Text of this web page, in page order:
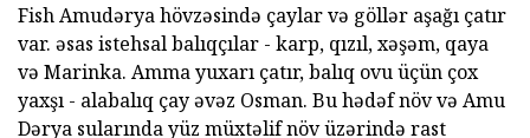
Fish Amudərya hövzəsində çaylar və göllər aşağı çatır
var. əsas istehsal balıqçılar - karp, qızıl, xəşəm, qaya
və Marinka. Amma yuxarı çatır, balıq ovu üçün çox
yaxşı - alabalıq çay əvəz Osman. Bu hədəf növ və Amu
Dərya sularında yüz müxtəlif növ üzərində rast